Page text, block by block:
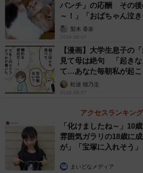
パンチ」の応酬 その後
～！」「おばちゃん泣
梨木 香奈
2026.08.07
【漫画】大学生息子の
見て母は絶句 「起きな
て…あなた毎朝私が起
松波 穂乃圭
2026.08.07
アクセスランキング
「化けましたね～」10
雰囲気ガラリの18歳に
が」「宝塚に入れそう」
まいどなメディア